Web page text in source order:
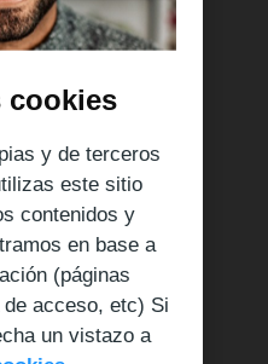
llamar a otros
de España.
y Melilla aplica el
cookies
y de terceros
este sitio
contenidos y
en base a
(páginas
acceso, etc) Si
un vistazo a